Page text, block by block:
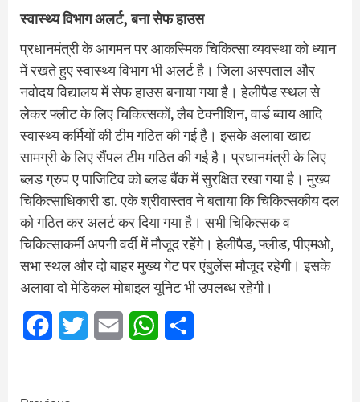
स्वास्थ्य विभाग अलर्ट, बना सेफ हाउस
प्रधानमंत्री के आगमन पर आकस्मिक चिकित्सा व्यवस्था को ध्यान
में रखते हुए स्वास्थ्य विभाग भी अलर्ट है। जिला अस्पताल और
नवोदय विद्यालय में सेफ हाउस बनाया गया है। हेलीपैड स्थल से
लेकर फ्लीट के लिए चिकित्सकों, लैब टेक्नीशिन, वार्ड ब्वाय आदि
स्वास्थ्य कर्मियों की टीम गठित की गई है। इसके अलावा खाद्य
सामग्री के लिए सैंपल टीम गठित की गई है। प्रधानमंत्री के लिए
ब्लड ग्रुप ए पाजिटिव को ब्लड बैंक में सुरक्षित रखा गया है। मुख्य
चिकित्साधिकारी डा. एके श्रीवास्तव ने बताया कि चिकित्सकीय दल
को गठित कर अलर्ट कर दिया गया है। सभी चिकित्सक व
चिकित्साकर्मी अपनी वर्दी में मौजूद रहेंगे। हेलीपैड, फ्लीड, पीएमओ,
सभा स्थल और दो बाहर मुख्य गेट पर एंबुलेंस मौजूद रहेगी। इसके
अलावा दो मेडिकल मोबाइल यूनिट भी उपलब्ध रहेगी।
FacebookTwitter Email WhatsApp